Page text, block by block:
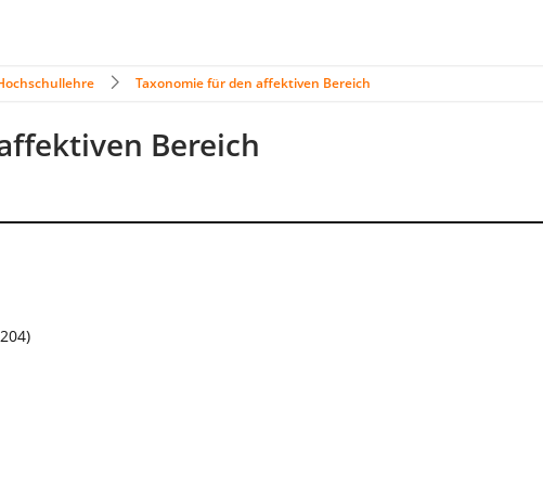
Taxonomie für den affektiven Bereich
Bereich